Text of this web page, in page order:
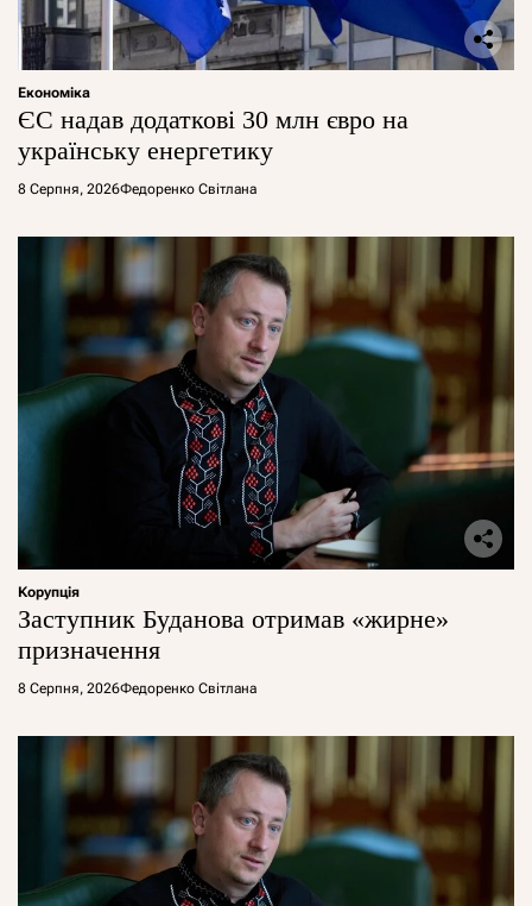
Економіка
ЄС надав додаткові 30 млн євро на
українську енергетику
8 Серпня, 2026Федоренко Світлана
Корупція
Заступник Буданова отримав «жирне»
призначення
8 Серпня, 2026Федоренко Світлана